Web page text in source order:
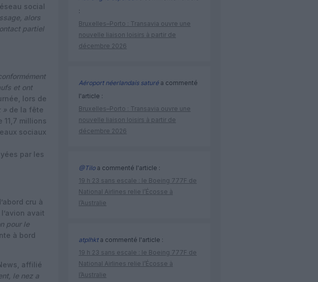
social
alors
partiel
et ont
lors de
» de la fête
millions
sociaux
par les
cru à
avait
pour le
à bord
affilié
le nez a
:
Bruxelles–Porto : Transavia ouvre une
nouvelle liaison loisirs à partir de
décembre 2026
Aéroport néerlandais saturéa commenté
l'article :
Bruxelles–Porto : Transavia ouvre une
nouvelle liaison loisirs à partir de
décembre 2026
@Tiloa commenté l'article :
19 h 23 sans escale : le Boeing 777F de
National Airlines relie l’Écosse à
l’Australie
atplhkta commenté l'article :
19 h 23 sans escale : le Boeing 777F de
National Airlines relie l’Écosse à
l’Australie